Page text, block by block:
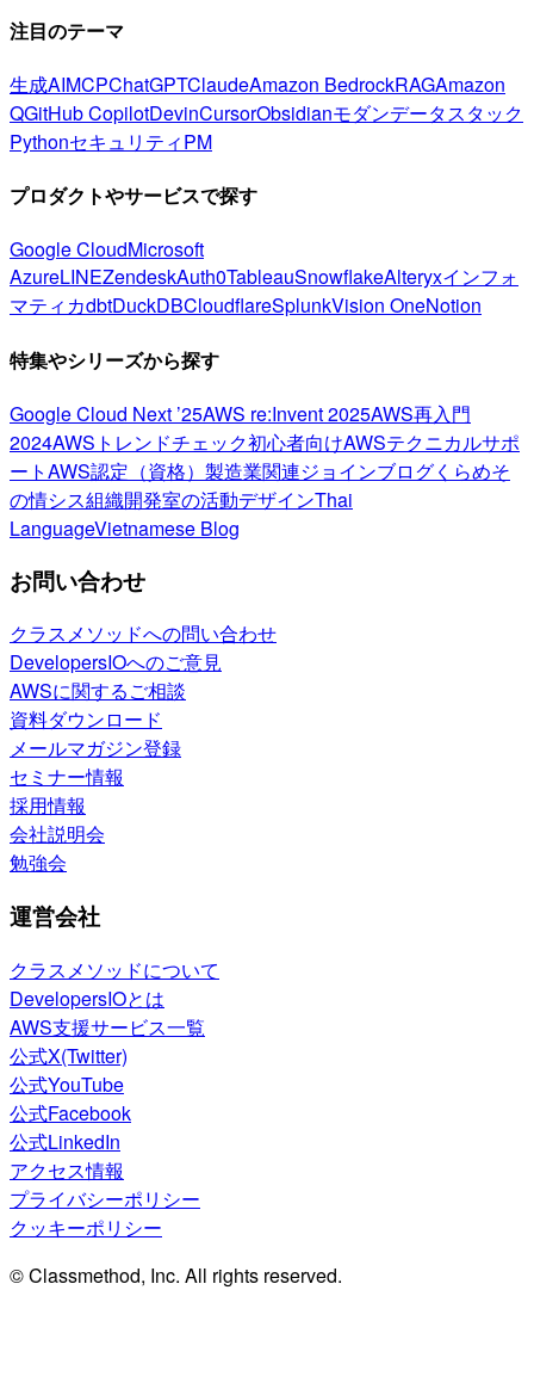
注目のテーマ
生成AIMCPChatGPTClaudeAmazon BedrockRAGAmazon
QGitHub CopilotDevinCursorObsidianモダンデータスタック
PythonセキュリティPM
プロダクトやサービスで探す
Google CloudMicrosoft
AzureLINEZendeskAuth0TableauSnowflakeAlteryxインフォ
マティカdbtDuckDBCloudflareSplunkVision OneNotion
特集やシリーズから探す
Google Cloud Next ’25AWS re:Invent 2025AWS再入門
2024AWSトレンドチェック初心者向けAWSテクニカルサポ
ートAWS認定（資格） 製造業関連ジョインブログくらめそ
の情シス組織開発室の活動デザインThai
LanguageVietnamese Blog
お問い合わせ
クラスメソッドへの問い合わせ
DevelopersIOへのご意見
AWSに関するご相談
資料ダウンロード
メールマガジン登録
セミナー情報
採用情報
会社説明会
勉強会
運営会社
クラスメソッドについて
DevelopersIOとは
AWS支援サービス一覧
公式X(Twitter)
公式YouTube
公式Facebook
公式LinkedIn
アクセス情報
プライバシーポリシー
クッキーポリシー
© Classmethod, Inc. All rights reserved.